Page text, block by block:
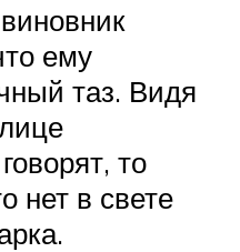
ему
таз. Видя
то
нет в свете